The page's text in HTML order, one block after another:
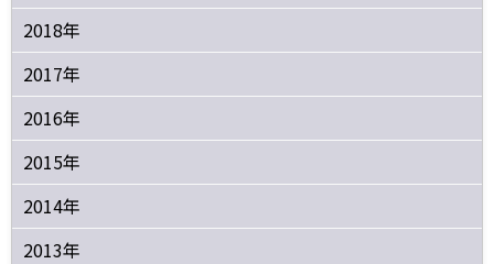
2018年
2017年
2016年
2015年
2014年
2013年